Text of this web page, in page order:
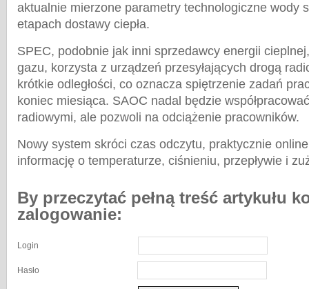
aktualnie mierzone parametry technologiczne wody
etapach dostawy ciepła.
SPEC, podobnie jak inni sprzedawcy energii
gazu, korzysta z urządzeń przesyłających drogą
krótkie odległości, co oznacza spiętrzenie zadań
koniec miesiąca. SAOC nadal będzie
radiowymi, ale pozwoli na odciążenie pracowników.
Nowy system skróci czas odczytu, praktycznie
informację o temperaturze, ciśnieniu, przepływie i
By przeczytać pełną treść artykułu
zalogowanie:
Login
Hasło